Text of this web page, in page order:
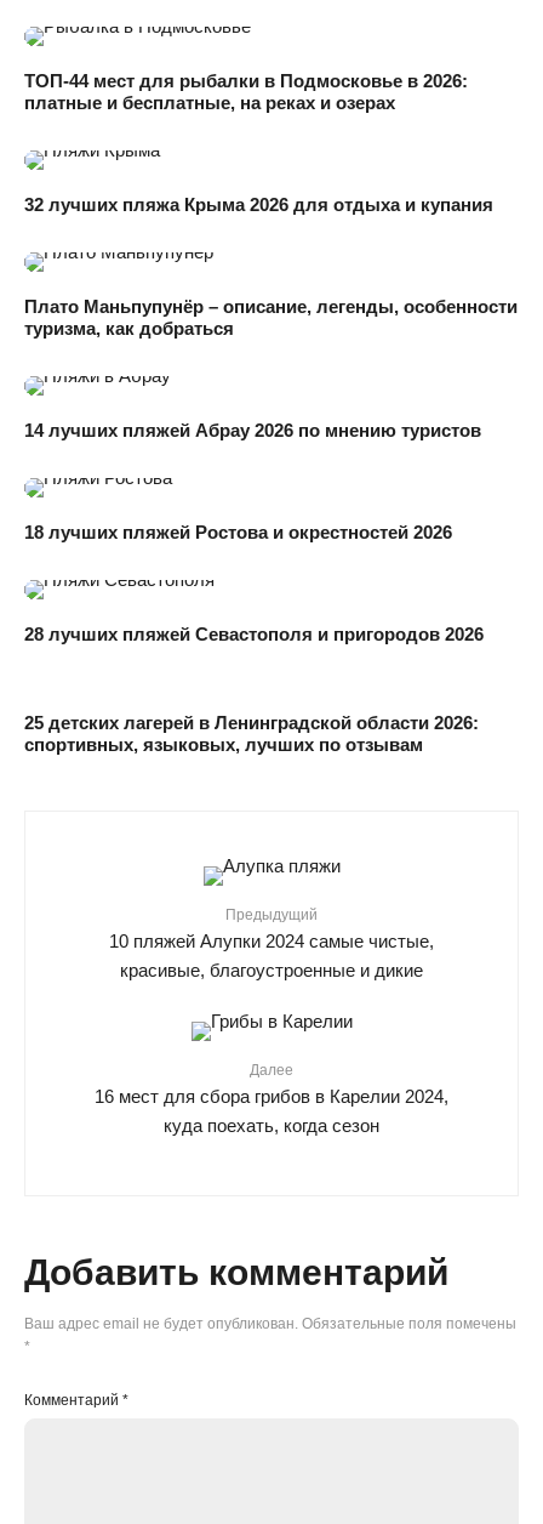
ТОП-44 мест для рыбалки в Подмосковье в 2026:
платные и бесплатные, на реках и озерах
32 лучших пляжа Крыма 2026 для отдыха и купания
Плато Маньпупунёр – описание, легенды, особенности
туризма, как добраться
14 лучших пляжей Абрау 2026 по мнению туристов
18 лучших пляжей Ростова и окрестностей 2026
28 лучших пляжей Севастополя и пригородов 2026
25 детских лагерей в Ленинградской области 2026:
спортивных, языковых, лучших по отзывам
Предыдущий
10 пляжей Алупки 2024 самые чистые,
красивые, благоустроенные и дикие
Далее
16 мест для сбора грибов в Карелии 2024,
куда поехать, когда сезон
Добавить комментарий
Ваш адрес email не будет опубликован. Обязательные поля помечены
*
Комментарий *